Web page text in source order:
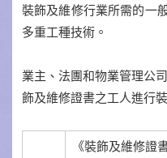
裝飾及維修行業所需的一
多重工種技術。
業主、法團和物業管理公
飾及維修證書之工人進行
《裝飾及維修證